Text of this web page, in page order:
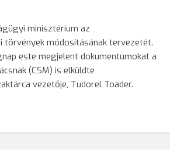
minisztérium az
módosításának tervezetét.
este megjelent dokumentumokat a
(CSM) is elküldte
vezetője, Tudorel Toader.